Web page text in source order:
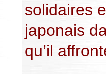
solidaires
japonais
qu’il